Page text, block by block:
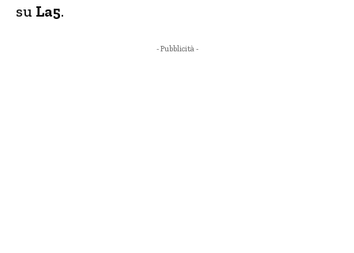
su La5.
- Pubblicità -